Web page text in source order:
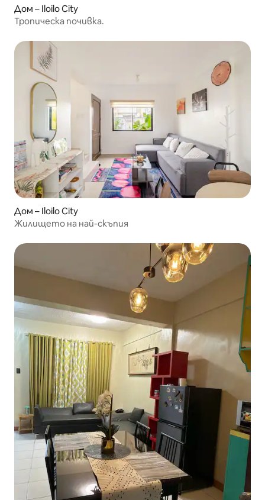
Дом – Iloilo City
Тропическа почивка.
Дом – Iloilo City
Жилището на най-скъпия